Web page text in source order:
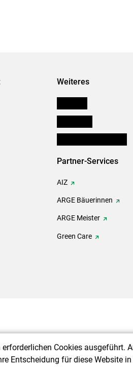
Weiteres
Partner-Services
AIZ
ARGE Bäuerinnen
ARGE Meister
Green Care
Cookies ausgeführt.
Entscheidung für diese Website in